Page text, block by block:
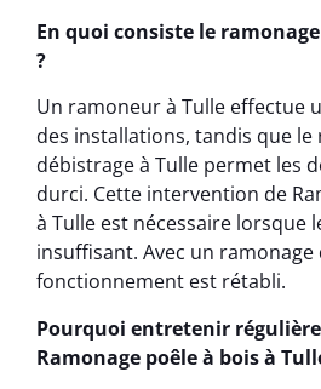
En quoi consiste le
?
Un ramoneur à Tulle effectue
des installations, tandis que le
débistrage à Tulle permet les
durci. Cette intervention de
à Tulle est nécessaire lorsque
insuffisant. Avec un ramonage
fonctionnement est rétabli.
Pourquoi entretenir
Ramonage poêle à bois à